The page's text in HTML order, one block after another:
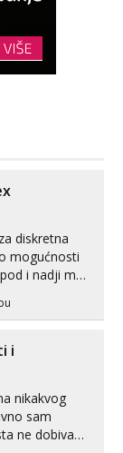
diskretna
mogućnosti
i
nikakvog
sam
ne dobivam